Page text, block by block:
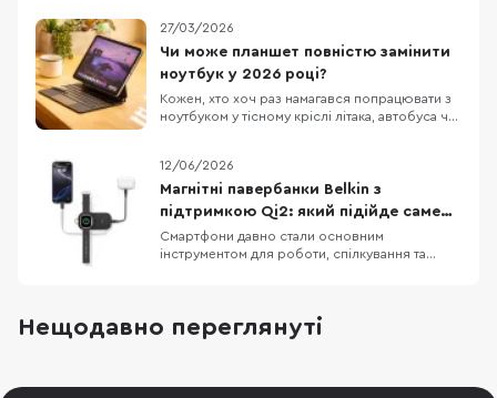
Заряду вистачає ненадовго — і в
найпотрібніший момент гаджети знову “на
майже порт
27/03/2026
Чи може планшет повністю замінити
ноутбук у 2026 році?
Кожен, хто хоч раз намагався попрацювати з
ноутбуком у тісному кріслі літака, автобуса чи
габаритний блок живлення та постійна
нестача місця. Саме тому все більше
фрилансерів, студентів та людей у
відрядженнях замислюют
12/06/2026
Магнітні павербанки Belkin з
підтримкою Qi2: який підійде саме
вам
Смартфони давно стали основним
інструментом для роботи, спілкування та
популярності набувають магнітні павербанки,
які дозволяють заряджати пристрої без
Нещодавно переглянуті